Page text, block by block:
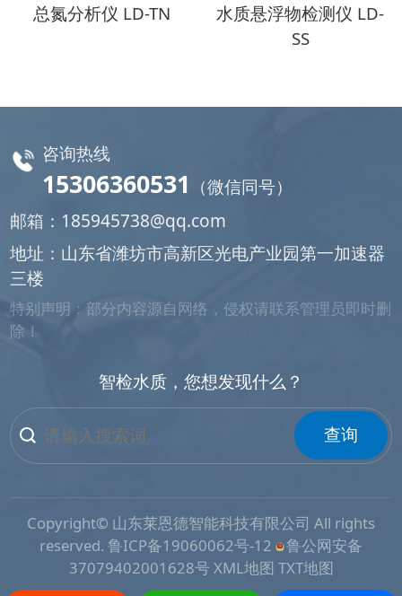
总氮分析仪 LD-TN
水质悬浮物检测仪 LD-
SS
咨询热线
15306360531
（微信同号）
邮箱： 185945738@qq.com
地址：山东省潍坊市高新区光电产业园第一加速器
三楼
特别声明：部分内容源自网络，侵权请联系管理员即时删
除！
智检水质，您想发现什么？
查询
Copyright© 山东莱恩德智能科技有限公司 All rights
reserved.鲁ICP备19060062号-12
鲁公网安备
37079402001628号 XML地图 TXT地图